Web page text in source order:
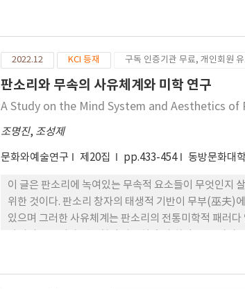
는 무구(巫具)로서 속(俗)의 공간을 신성한 공간으로
것이 확인 된다. 이런 의미로 내림굿할 때 신간(神竿)으
경(業鏡)과 일본의 신체경(神体鏡) · 신보경(神宝 鏡)
2022.12 KCI 등재 구독 인증기관 무료, 개인회원
판소리와 무속의 사유체계와 미학 연구
A Study on the Mind System and Aesthetics of
조명진, 조성제
문화와예술연구 제20집 pp.433-454 동방문화대
이 글은 판소리에 녹여있는 무속적 요소들이 무엇인지
위한 것이다. 판소리 창자의 태생적 기반이 무부(巫夫)
있으며 그러한 사유체계는 판소리의 전통미학적 패러
면이 많다. 판소리의 사설의 많은 부분이 병렬적으로